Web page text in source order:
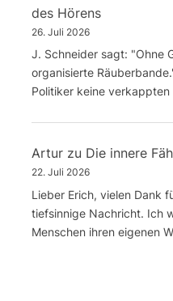
des Hörens
26. Juli 2026
J. Schneider sagt: "Ohne
organisierte
Politiker keine
Artur zu Die innere
22. Juli 2026
Lieber Erich, vielen Dank
tiefsinnige Nachricht. Ich
Menschen ihren eigenen